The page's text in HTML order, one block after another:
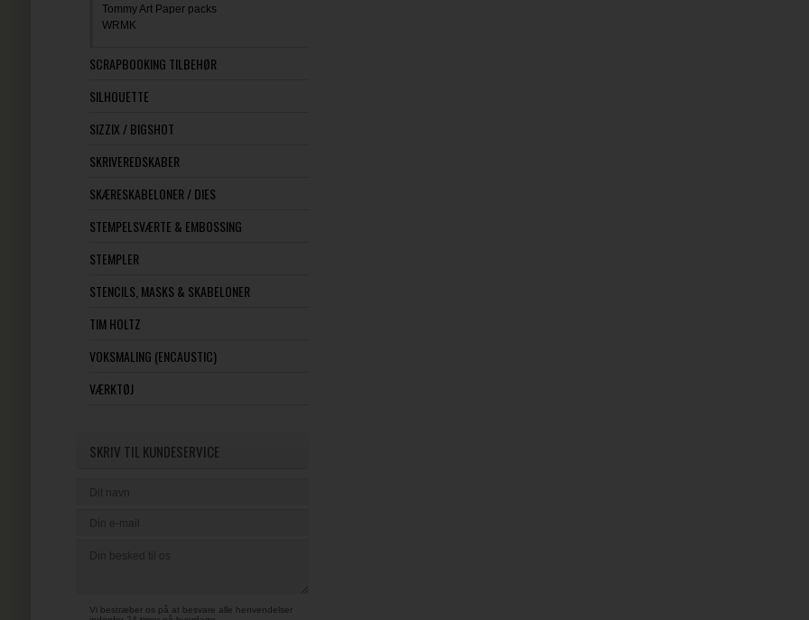
Tommy Art Paper packs
WRMK
SCRAPBOOKING TILBEHØR
SILHOUETTE
SIZZIX / BIGSHOT
SKRIVEREDSKABER
SKÆRESKABELONER / DIES
STEMPELSVÆRTE & EMBOSSING
STEMPLER
STENCILS, MASKS & SKABELONER
TIM HOLTZ
VOKSMALING (ENCAUSTIC)
VÆRKTØJ
SKRIV TIL KUNDESERVICE
Vi bestræber os på at besvare alle henvendelser